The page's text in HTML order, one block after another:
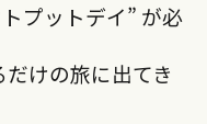
プットデイ” が必
けの旅に出てき